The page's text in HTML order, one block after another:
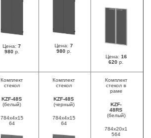
Цена: 7
980р.
Цена: 7
980р.
Цена: 16
620 р.
Комплект
стекол
KZF-48S
(белый)
784х4х15
64
Комплект
стекол
KZF-48S
(черный)
784х4х15
64
Комплект
стекол в
раме
KZF-
48RS
(белый)
784х20х1
564